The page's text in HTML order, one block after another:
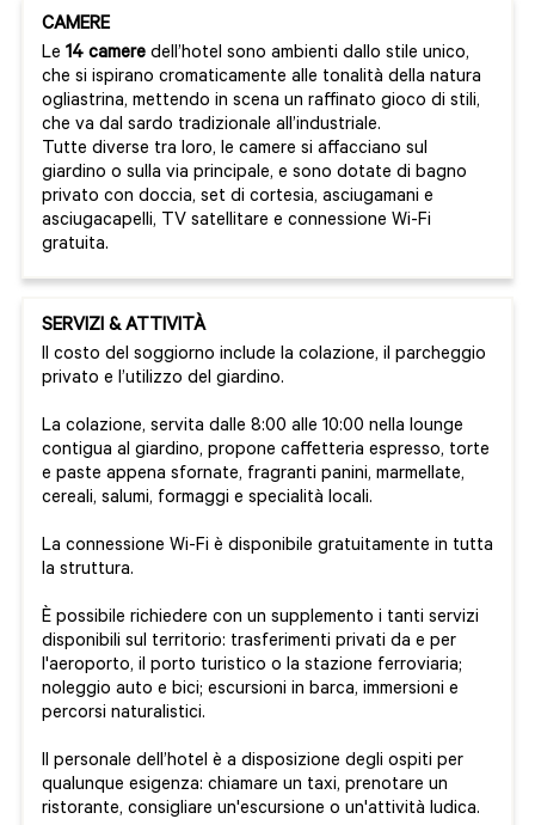
CAMERE
Le 14 camere dell’hotel sono ambienti dallo stile unico,
che si ispirano cromaticamente alle tonalità della natura
ogliastrina, mettendo in scena un raffinato gioco di stili,
che va dal sardo tradizionale all’industriale.
Tutte diverse tra loro, le camere si affacciano sul
giardino o sulla via principale, e sono dotate di bagno
privato con doccia, set di cortesia, asciugamani e
asciugacapelli, TV satellitare e connessione Wi-Fi
gratuita.
SERVIZI & ATTIVITÀ
Il costo del soggiorno include la colazione, il parcheggio
privato e l’utilizzo del giardino.
La colazione, servita dalle 8:00 alle 10:00 nella lounge
contigua al giardino, propone caffetteria espresso, torte
e paste appena sfornate, fragranti panini, marmellate,
cereali, salumi, formaggi e specialità locali.
La connessione Wi-Fi è disponibile gratuitamente in tutta
la struttura.
È possibile richiedere con un supplemento i tanti servizi
disponibili sul territorio: trasferimenti privati da e per
l'aeroporto, il porto turistico o la stazione ferroviaria;
noleggio auto e bici; escursioni in barca, immersioni e
percorsi naturalistici.
Il personale dell’hotel è a disposizione degli ospiti per
qualunque esigenza: chiamare un taxi, prenotare un
ristorante, consigliare un'escursione o un'attività ludica.